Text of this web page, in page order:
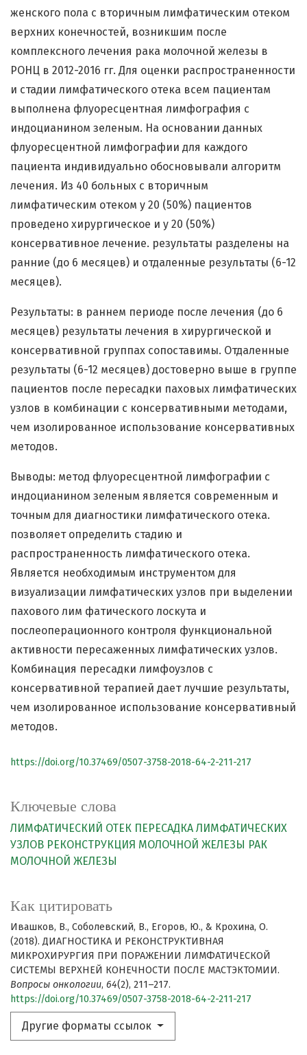
Ключевые слова
ЛИМФАТИЧЕСКИЙ ОТЕК ПЕРЕСАДКА ЛИМФАТИЧЕСКИХ
УЗЛОВ РЕКОНСТРУКЦИЯ МОЛОЧНОЙ ЖЕЛЕЗЫ
РАК
МОЛОЧНОЙ ЖЕЛЕЗЫ
Как цитировать
Ивашков, В., Соболевский, В., Егоров, Ю., & Крохина, О.
(2018). ДИАГНОСТИКА И РЕКОНСТРУКТИВНАЯ
МИКРОХИРУРГИЯ ПРИ ПОРАЖЕНИИ ЛИМФАТИЧЕСКОЙ
СИСТЕМЫ ВЕРХНЕЙ КОНЕЧНОСТИ ПОСЛЕ МАСТЭКТОМИИ.
Вопросы онкологии, 64(2), 211–217.
https://doi.org/10.37469/0507-3758-2018-64-2-211-217
Другие форматы ссылок
женского пола с вторичным лимфатическим отеком
верхних конечностей, возникшим после
комплексного лечения рака молочной железы в
РОНЦ в 2012-2016 гг. Для оценки распространенности
и стадии лимфатического отека всем пациентам
выполнена флуоресцентная лимфография с
индоцианином зеленым. На основании данных
флуоресцентной лимфографии для каждого
пациента индивидуально обосновывали алгоритм
лечения. Из 40 больных с вторичным
лимфатическим отеком у 20 (50%) пациентов
проведено хирургическое и у 20 (50%)
консервативное лечение. результаты разделены на
ранние (до 6 месяцев) и отдаленные результаты (6-12
месяцев).
Результаты: в раннем периоде после лечения (до 6
месяцев) результаты лечения в хирургической и
консервативной группах сопоставимы. Отдаленные
результаты (6-12 месяцев) достоверно выше в группе
пациентов после пересадки паховых лимфатических
узлов в комбинации с консервативными методами,
чем изолированное использование консервативных
методов.
Выводы: метод флуоресцентной лимфографии с
индоцианином зеленым является современным и
точным для диагностики лимфатического отека.
позволяет определить стадию и
распространенность лимфатического отека.
Является необходимым инструментом для
визуализации лимфатических узлов при выделении
пахового лим фатического лоскута и
послеоперационного контроля функциональной
активности пересаженных лимфатических узлов.
Комбинация пересадки лимфоузлов с
консервативной терапией дает лучшие результаты,
чем изолированное использование консервативный
методов.
https://doi.org/10.37469/0507-3758-2018-64-2-211-217